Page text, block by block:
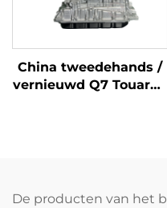
China tweedehands /
vernieuwd Q7 Touareg
De producten van het